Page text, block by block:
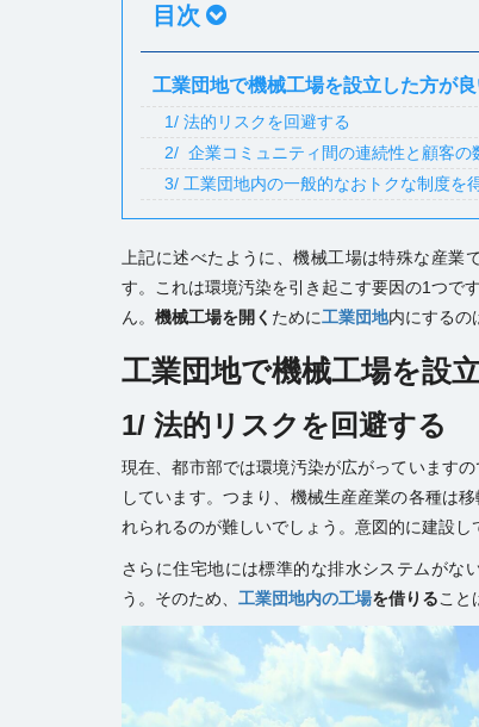
目次
工業団地で機械工場を設立した方が
1/ 法的リスクを回避する
2/ 企業コミュニティ間の連続性と顧客の
3/ 工業団地内の一般的なおトクな制度を
上記に述べたように、機械工場は特殊な産
す。これは環境汚染を引き起こす要因の1つで
ん。 機械工場を開く ために工業団地内にするの
工業団地で機械工場を設
1/ 法的リスクを回避する
現在、都市部では環境汚染が広がっています
しています。つまり、機械生産産業の各種は
れられるのが難しいでしょう。意図的に建設し
さらに住宅地には標準的な排水システムがな
う。そのため、 工業団地内の工場を借りること